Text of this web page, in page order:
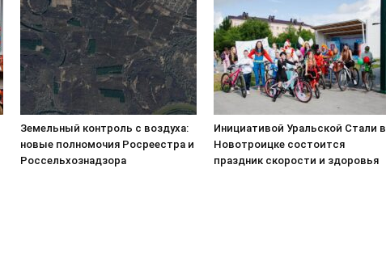
Земельный контроль с воздуха:
новые полномочия Росреестра и
Россельхознадзора
Инициативой Уральской Стали в
Новотроицке состоится
праздник скорости и здоровья